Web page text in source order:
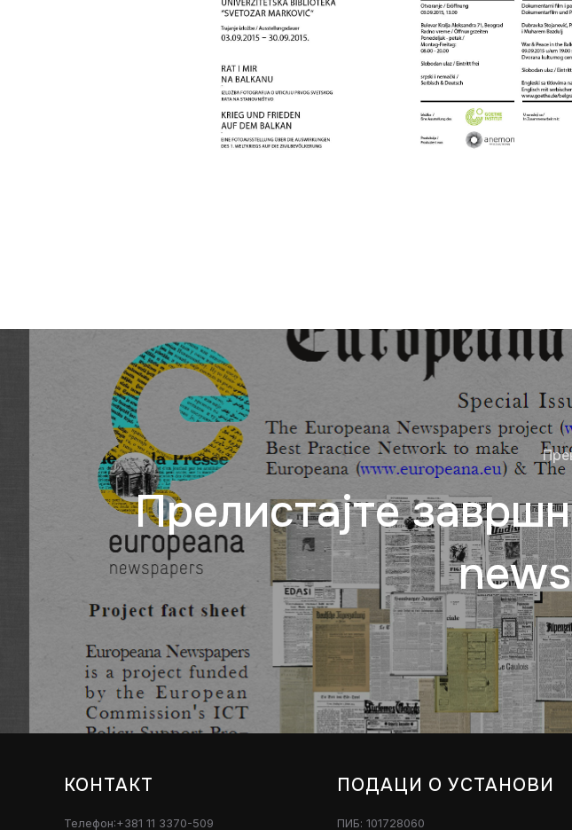
Прелистајте
КОНТАКТ
Телефон:+381 11 3370-509
ПОДАЦИ О УСТАНОВИ
ПИБ: 101728060